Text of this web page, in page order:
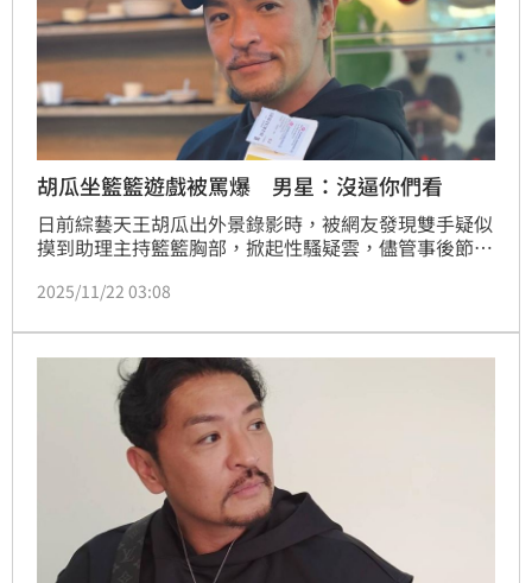
胡瓜坐籃籃遊戲被罵爆 男星：沒逼你們看
日前綜藝天王胡瓜出外景錄影時，被網友發現雙手疑似
摸到助理主持籃籃胸部，掀起性騷疑雲，儘管事後節目
「標準吃女藝人豆腐的爛節目」。風波，在台發展的日
求酸民給予尊重。
2025/11/22 03:08